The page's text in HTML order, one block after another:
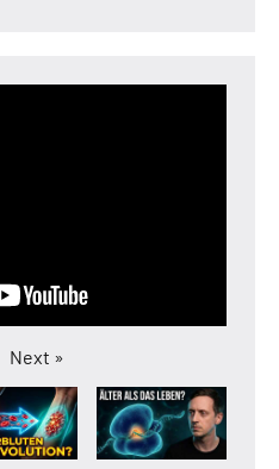
Next »